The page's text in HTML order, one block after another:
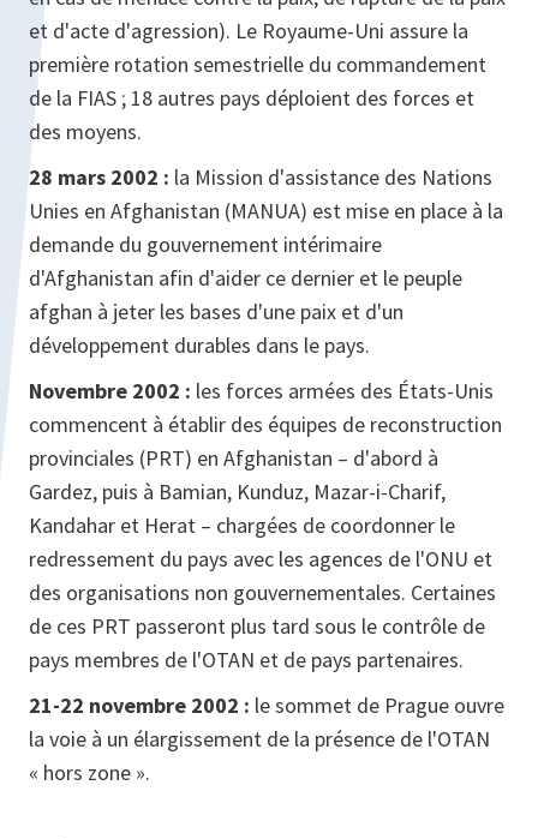
et d'acte d'agression). Le Royaume-Uni assure la
première rotation semestrielle du commandement
de la FIAS ; 18 autres pays déploient des forces et
des moyens.
28 mars 2002 : la Mission d'assistance des Nations
Unies en Afghanistan (MANUA) est mise en place à la
demande du gouvernement intérimaire
d'Afghanistan afin d'aider ce dernier et le peuple
afghan à jeter les bases d'une paix et d'un
développement durables dans le pays.
Novembre 2002 : les forces armées des États-Unis
commencent à établir des équipes de reconstruction
provinciales (PRT) en Afghanistan – d'abord à
Gardez, puis à Bamian, Kunduz, Mazar‑i-Charif,
Kandahar et Herat – chargées de coordonner le
redressement du pays avec les agences de l'ONU et
des organisations non gouvernementales. Certaines
de ces PRT passeront plus tard sous le contrôle de
pays membres de l'OTAN et de pays partenaires.
21-22 novembre 2002 : le sommet de Prague ouvre
la voie à un élargissement de la présence de l'OTAN
« hors zone ».